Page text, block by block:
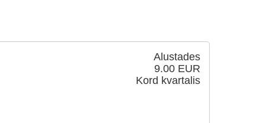
Alustades
9.00 EUR
Kord kvartalis